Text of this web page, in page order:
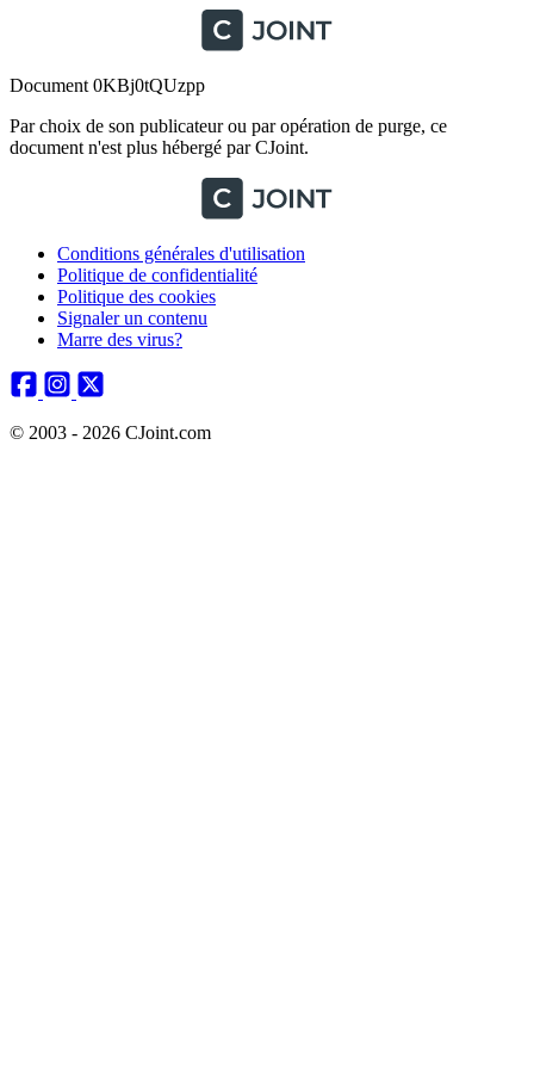
Document 0KBj0tQUzpp
Par choix de son publicateur ou par opération de purge, ce
document n'est plus hébergé par CJoint.
Conditions générales d'utilisation
Politique de confidentialité
Politique des cookies
Signaler un contenu
Marre des virus?
© 2003 - 2026 CJoint.com